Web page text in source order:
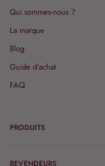
Qui sommes-nous ?
La marque
Blog
Guide d'achat
FAQ
PRODUITS
REVENDEURS